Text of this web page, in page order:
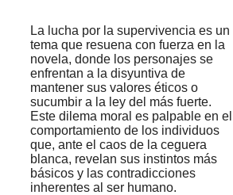
La lucha por la supervivencia es un
tema que resuena con fuerza en la
novela, donde los personajes se
enfrentan a la disyuntiva de
mantener sus valores éticos o
sucumbir a la ley del más fuerte.
Este dilema moral es palpable en el
comportamiento de los individuos
que, ante el caos de la ceguera
blanca, revelan sus instintos más
básicos y las contradicciones
inherentes al ser humano.